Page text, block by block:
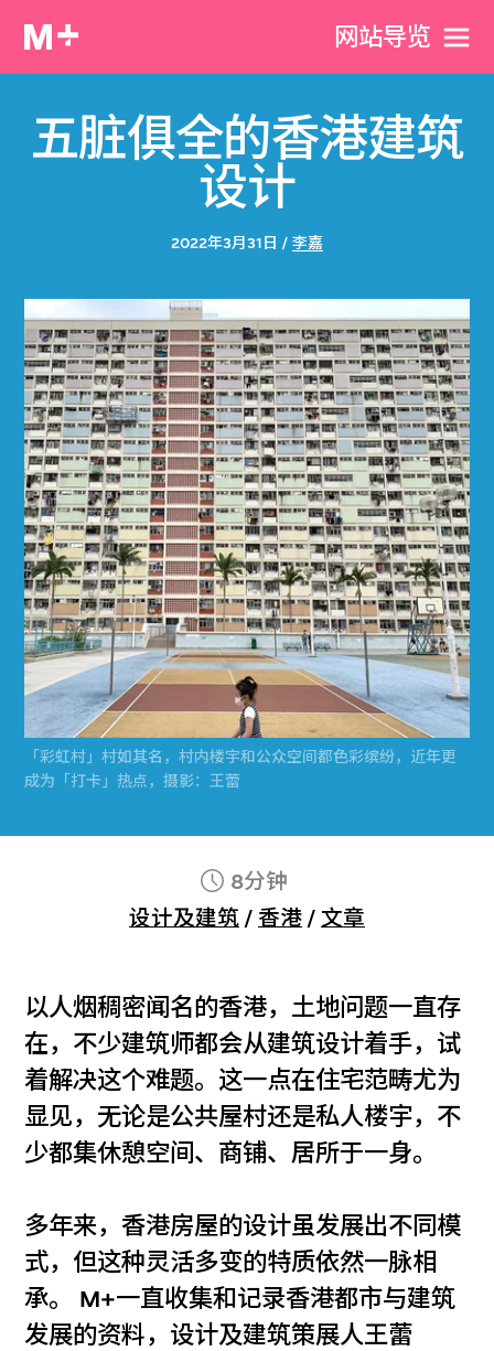
网站导览
2022年3月31日 / 李嘉
五脏俱全的香港建筑
设计
「彩虹村」村如其名，村内楼宇和公众空间都色彩缤纷，近年更
成为「打卡」热点，摄影：王蕾
8分钟
设计及建筑 / 香港 / 文章
以人烟稠密闻名的香港，土地问题一直存
在，不少建筑师都会从建筑设计着手，试
着解决这个难题。这一点在住宅范畴尤为
显见，无论是公共屋村还是私人楼宇，不
少都集休憩空间、商铺、居所于一身。
多年来，香港房屋的设计虽发展出不同模
式，但这种灵活多变的特质依然一脉相
承。 M+一直收集和记录香港都市与建筑
发展的资料，设计及建筑策展人王蕾